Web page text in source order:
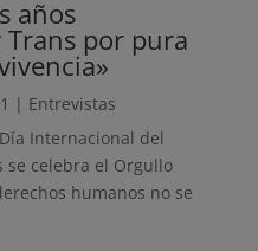
años
Trans por pura
| Entrevistas
Internacional del
se celebra el Orgullo
humanos no se